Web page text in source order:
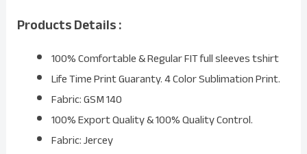
Products Details :
100% Comfortable & Regular FIT full sleeves tshirt
Life Time Print Guaranty. 4 Color Sublimation Print.
Fabric: GSM 140
100% Export Quality & 100% Quality Control.
Fabric: Jercey